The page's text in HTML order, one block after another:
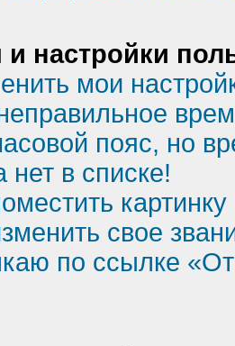
настройки
мои
пояс, но
нет в списке!
свое
по ссылке